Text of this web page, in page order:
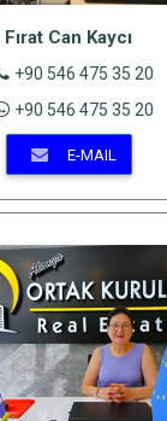
Fırat Can Kaycı
+90 546 475 35 20
+90 546 475 35 20
E-MAIL